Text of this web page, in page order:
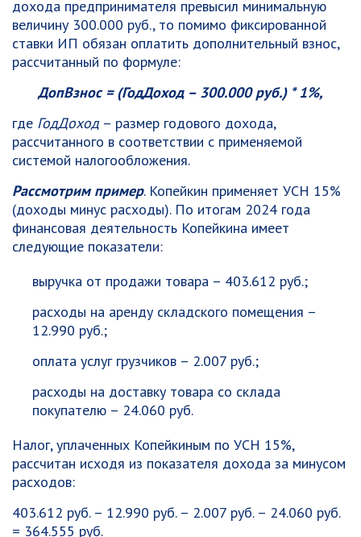
дохода предпринимателя превысил минимальную
величину 300.000 руб., то помимо фиксированной
ставки ИП обязан оплатить дополнительный взнос,
рассчитанный по формуле:
ДопВзнос = (ГодДоход – 300.000 руб.) * 1%,
где ГодДоход– размер годового дохода,
рассчитанного в соответствии с применяемой
системой налогообложения.
Рассмотрим пример. Копейкин применяет УСН 15%
(доходы минус расходы). По итогам 2024 года
финансовая деятельность Копейкина имеет
следующие показатели:
выручка от продажи товара – 403.612 руб.;
расходы на аренду складского помещения –
12.990 руб.;
оплата услуг грузчиков – 2.007 руб.;
расходы на доставку товара со склада
покупателю – 24.060 руб.
Налог, уплаченных Копейкиным по УСН 15%,
рассчитан исходя из показателя дохода за минусом
расходов:
403.612 руб. – 12.990 руб. – 2.007 руб. – 24.060 руб.
= 364.555 руб.